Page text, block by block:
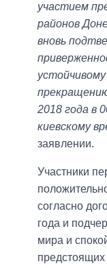
участием
районов
вновь
2018 года в
киевскому
заявлении.
Участники
согласно
года и
мира и
предстоящих